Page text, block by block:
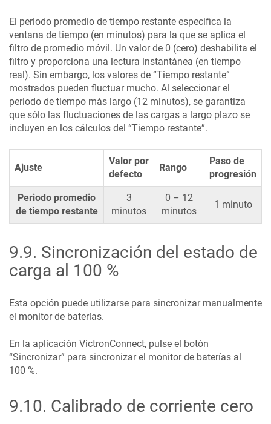
El periodo promedio de tiempo restante especifica la
ventana de tiempo (en minutos) para la que se aplica el
filtro de promedio móvil. Un valor de 0 (cero) deshabilita el
filtro y proporciona una lectura instantánea (en tiempo
real). Sin embargo, los valores de “Tiempo restante”
mostrados pueden fluctuar mucho. Al seleccionar el
periodo de tiempo más largo (12 minutos), se garantiza
que sólo las fluctuaciones de las cargas a largo plazo se
incluyen en los cálculos del “Tiempo restante”.
Ajuste
Valor por
defecto
Rango
Paso de
progresión
Periodo promedio
de tiempo restante
3
minutos
0 – 12
minutos
1 minuto
9.9. Sincronización del estado de
carga al 100 %
Esta opción puede utilizarse para sincronizar manualmente
el monitor de baterías.
En la aplicación VictronConnect, pulse el botón
“Sincronizar” para sincronizar el monitor de baterías al
100 %.
9.10. Calibrado de corriente cero